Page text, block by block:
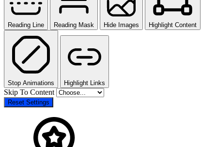
Reading Line Reading Mask Hide Images Highlight Content
Stop Animations Highlight Links
Skip To Content
Reset Settings